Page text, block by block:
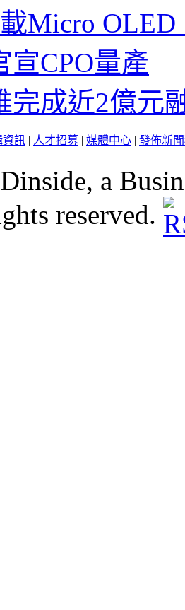
Micro
宣CPO量產
完成近2億元
資訊 | 人才招募 | 媒體中心 | 發佈新
a
reserved.